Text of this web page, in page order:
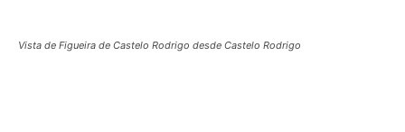
Vista de Figueira de Castelo Rodrigo desde Castelo Rodrigo